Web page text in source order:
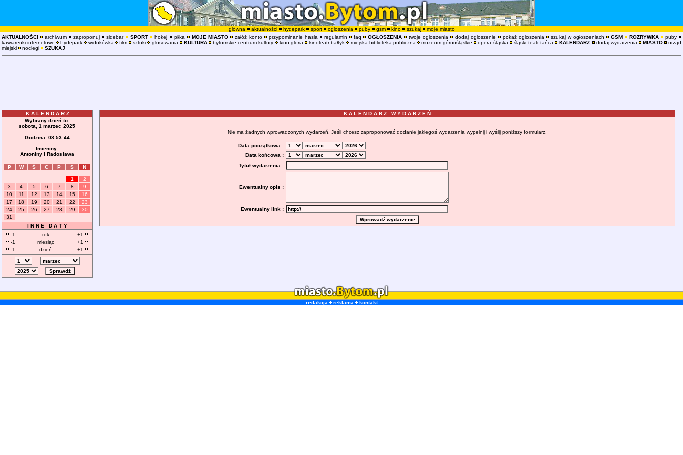
główna aktualności hydepark sport ogłoszenia puby gsm kino szukaj
moje miasto
AKTUALNOŚCI
archiwum zaproponuj sidebar SPORT hokej piłka MOJE MIASTO załóż konto przypominanie hasła regulamin faq OGŁOSZENIA twoje ogłoszenia dodaj ogłoszenie pokaż ogłoszenia szukaj w ogłoszeniach GSM ROZRYWKA
puby
kawiarenki internetowe
hydepark widokówka film sztuki głosowania KULTURA bytomskie centrum kultury kino gloria kinoteatr bałtyk miejska biblioteka publiczna muzeum górnośląskie opera śląska śląski teatr tańca KALENDARZ dodaj wydarzenia MIASTO
urząd
miejski
noclegi SZUKAJ
K A L E N D A R Z
Wybrany dzień to:
sobota, 1 marzec 2025
Godzina: 08:53:44
Imieniny:
Antoniny i Radosława
P W Ś C P S N
1
2
3
4 5 6 7 8
9
10
11 12 13 14 15
16
17
18 19 20 21 22
23
24
25 26 27 28 29
30
31
I N N E D A T Y
-1
rok
+1
-1
miesiąc
+1
-1
dzień +1
K A L E N D A R Z W Y D A R Z E Ń
Nie ma żadnych wprowadzonych wydarzeń. Jeśli chcesz zaproponować dodanie jakiegoś wydarzenia wypełnij i wyślij poniższy formularz.
Data początkowa :
Data końcowa :
Tytuł wydarzenia :
Ewentualny opis :
Ewentualny link :
redakcja reklama kontakt